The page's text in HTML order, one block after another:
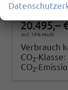
01.06.2026
20.495,–
incl. 19% MwSt.
Verbrauch
CO2-Klasse:
CO2-